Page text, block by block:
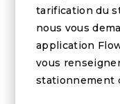
tarification du
nous vous
application
vous
stationnement